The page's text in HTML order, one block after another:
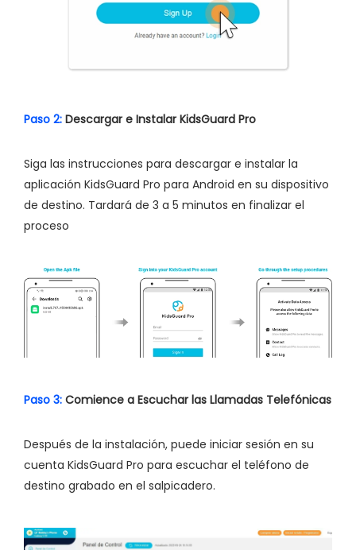
Paso 2: Descargar e Instalar KidsGuard Pro
Siga las instrucciones para descargar e instalar la
aplicación KidsGuard Pro para Android en su dispositivo
de destino. Tardará de 3 a 5 minutos en finalizar el
proceso
Paso 3: Comience a Escuchar las Llamadas Telefónicas
Después de la instalación, puede iniciar sesión en su
cuenta KidsGuard Pro para escuchar el teléfono de
destino grabado en el salpicadero.